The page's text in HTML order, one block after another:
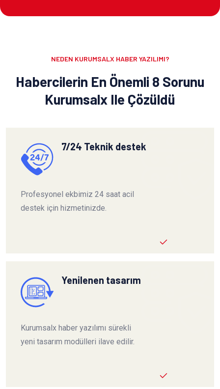
NEDEN KURUMSALX HABER YAZILIMI?
Habercilerin En Önemli 8 Sorunu
Kurumsalx Ile Çözüldü
7/24 Teknik destek
Profesyonel ekbimiz 24 saat acil
destek için hizmetinizde.
Yenilenen tasarım
Kurumsalx haber yazılımı sürekli
yeni tasarım modülleri ilave edilir.